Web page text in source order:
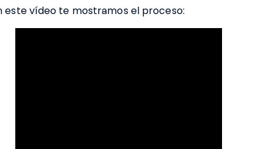
este vídeo te mostramos el proceso: